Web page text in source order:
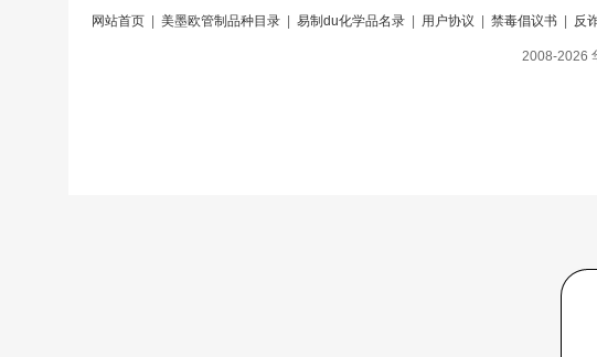
网站首页| 美墨欧管制品种目录| 易制du化学品名录| 用户协议 禁毒倡议书| 反
阅|违规举
2008-2026